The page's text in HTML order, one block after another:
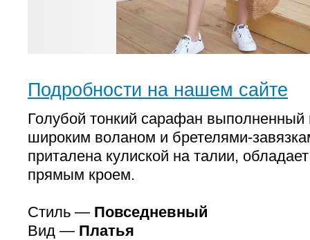
Подробности на нашем сайте
Голубой тонкий сарафан
широким воланом и бретелями-
приталена кулиской на талии,
прямым кроем.
Стиль — Повседневный
Вид — Платья